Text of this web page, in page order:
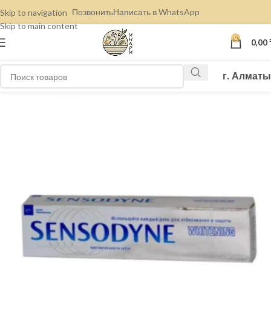
Skip to navigation
Skip to main content
ПозвонитьНаписать в WhatsApp
0 0,00
г. Алматы